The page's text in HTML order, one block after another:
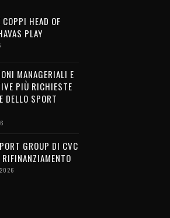
COPPI HEAD OF
PLAY
MANAGERIALI E
PIÙ RICHIESTE
DELLO SPORT
GROUP DI CVC